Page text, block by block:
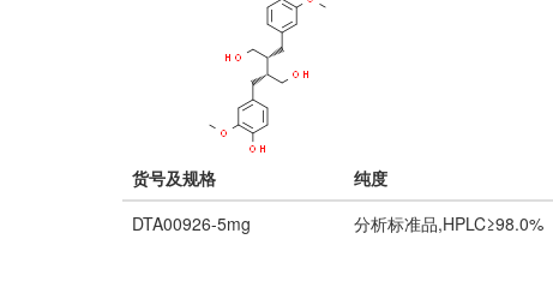
货号及规格 纯度
DTA00926-5mg
分析标准品,HPLC≥98.0%